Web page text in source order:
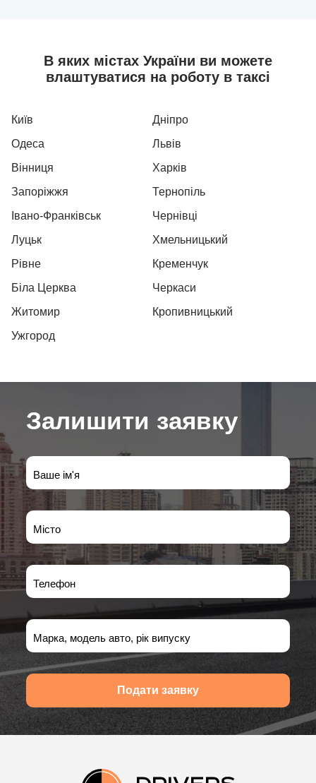
В яких містах України ви можете
влаштуватися на роботу в таксі
Київ
Дніпро
Одеса
Львів
Вінниця
Харків
Запоріжжя
Тернопіль
Івано-Франківськ
Чернівці
Луцьк
Хмельницький
Рівне
Кременчук
Біла Церква
Черкаси
Житомир
Кропивницький
Ужгород
Залишити заявку
Ваше ім'я
Місто
Телефон
Марка, модель авто, рік випуску
Подати заявку